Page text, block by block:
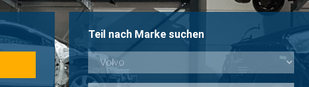
Teil nach Marke suchen